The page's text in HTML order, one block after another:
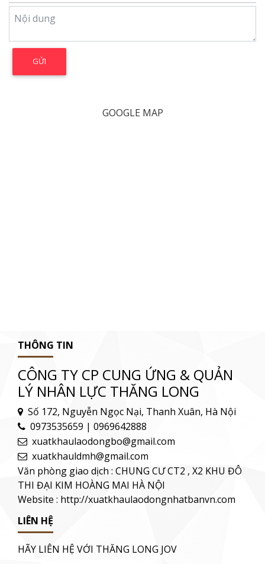
GOOGLE MAP
THÔNG TIN
CÔNG TY CP CUNG ỨNG & QUẢN
LÝ NHÂN LỰC THĂNG LONG
Số 172, Nguyễn Ngọc Nại, Thanh Xuân, Hà Nội
0973535659 | 0969642888
xuatkhaulaodongbo@gmail.com
xuatkhauldmh@gmail.com
Văn phòng giao dịch : CHUNG CƯ CT2 , X2 KHU ĐÔ
THI ĐẠI KIM HOÀNG MAI HÀ NỘI
Website : http://xuatkhaulaodongnhatbanvn.com
LIÊN HỆ
HÃY LIÊN HỆ VỚI THĂNG LONG JOV